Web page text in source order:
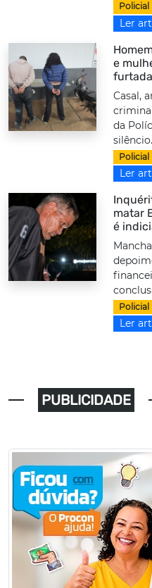
Policial
Ler
e
Casal,
da
silêncio.
Policial
Ler
matar
é
Policial
Ler
PUBLICIDADE